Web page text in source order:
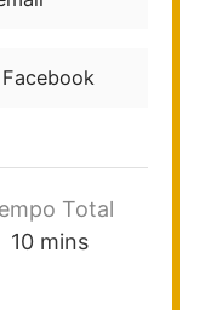
Total
10 mins